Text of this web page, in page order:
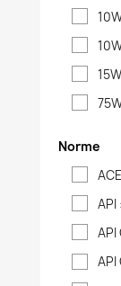
Norme
API
API
API